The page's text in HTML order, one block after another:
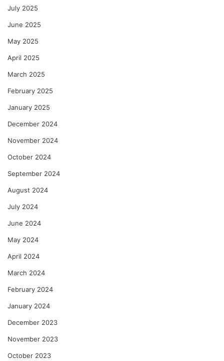
July 2025
June 2025
May 2025
April 2025
March 2025
February 2025
January 2025
December 2024
November 2024
October 2024
September 2024
August 2024
July 2024
June 2024
May 2024
April 2024
March 2024
February 2024
January 2024
December 2023
November 2023
October 2023